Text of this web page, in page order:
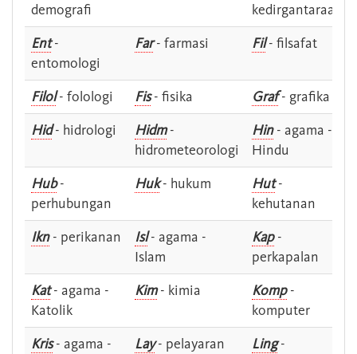
demografi
kedirgantaraan
Ent-
entomologi
Far- farmasi Fil- filsafat
Filol- folologi Fis- fisika Graf- grafika
Hid- hidrologi Hidm-
hidrometeorologi
Hin- agama -
Hindu
Hub-
perhubungan
Huk- hukum Hut-
kehutanan
Ikn- perikanan Isl- agama -
Islam
Kap-
perkapalan
Kat- agama -
Katolik
Kim- kimia Komp-
komputer
Kris- agama -
Lay- pelayaran Ling-